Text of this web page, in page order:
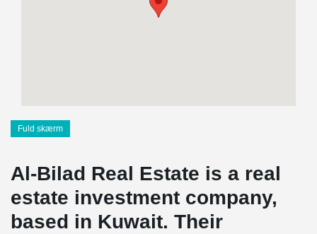
Fuld skærm
Al-Bilad Real Estate is a real
estate investment company,
based in Kuwait. Their